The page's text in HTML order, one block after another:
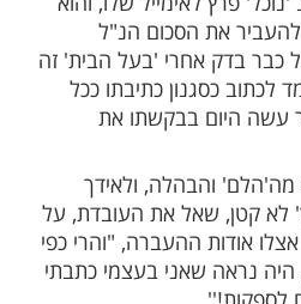
המעשה, איש יהודי
ב'ברכת שמים'
בקנייני נדל"ן ,
היום, קיבל היהודי
לברר, היות
הוא מורה לה להעביר
לחשבון בנק מסוים, היא מבקשת
את ההעברה.